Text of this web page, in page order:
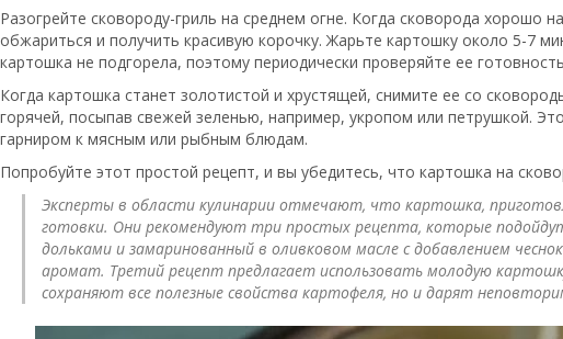
Разогрейте сковороду-гриль на среднем огне. Когда сковорода
обжариться и получить красивую корочку. Жарьте картошку около 5-7
картошка не подгорела, поэтому периодически проверяйте ее
Когда картошка станет золотистой и хрустящей, снимите ее со
горячей, посыпав свежей зеленью, например, укропом или петрушкой.
гарниром к мясным или рыбным блюдам.
Попробуйте этот простой рецепт, и вы убедитесь, что картошка на
Эксперты в области кулинарии отмечают, что картошка,
готовки. Они рекомендуют три простых рецепта, которые
дольками и замаринованный в оливковом масле с добавлением
аромат. Третий рецепт предлагает использовать молодую
сохраняют все полезные свойства картофеля, но и дарят